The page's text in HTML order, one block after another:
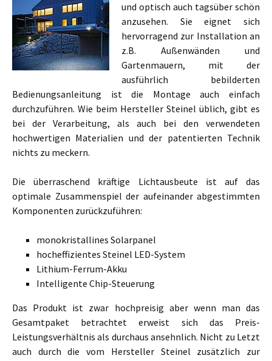
und optisch auch tagsüber schön
anzusehen. Sie eignet sich
hervorragend zur Installation an
z.B. Außenwänden und
Gartenmauern, mit der
ausführlich bebilderten
Bedienungsanleitung ist die Montage auch einfach
durchzuführen. Wie beim Hersteller Steinel üblich, gibt es
bei der Verarbeitung, als auch bei den verwendeten
hochwertigen Materialien und der patentierten Technik
nichts zu meckern.
Die überraschend kräftige Lichtausbeute ist auf das
optimale Zusammenspiel der aufeinander abgestimmten
Komponenten zurückzuführen:
monokristallines Solarpanel
hocheffizientes Steinel LED-System
Lithium-Ferrum-Akku
Intelligente Chip-Steuerung
Das Produkt ist zwar hochpreisig aber wenn man das
Gesamtpaket betrachtet erweist sich das Preis-
Leistungsverhältnis als durchaus ansehnlich. Nicht zu Letzt
auch durch die vom Hersteller Steinel zusätzlich zur